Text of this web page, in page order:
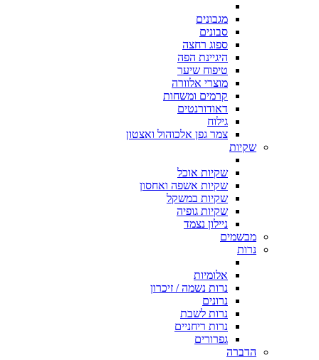
מגבונים
סבונים
ספוג רחצה
היגיינת הפה
טיפוח שיער
מוצרי אלוורה
קרמים ומשחות
דאודורנטים
גילוח
צמר גפן אלכוהול ואצטון
שקיות
שקיות אוכל
שקיות אשפה ואחסון
שקיות במשקל
שקיות גופיה
ניילון נצמד
מבשמים
נרות
אלומיות
נרות נשמה / זיכרון
נרונים
נרות לשבת
נרות ריחניים
גפרורים
הדברה